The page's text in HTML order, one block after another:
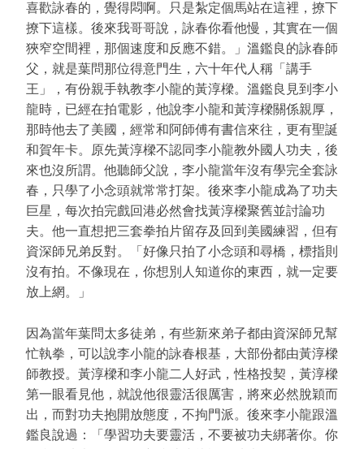
喜歡詠春的，覺得悶啊。只是紮定個馬站在這裡，撩下
撩下這樣。後來我哥哥說，詠春你看他慢，其實在一個
狹窄空間裡，那個速度和反應不錯。」溫鑑良的詠春師
父，就是葉問那位得意門生，六十年代人稱「講手
王」，有份親手執教李小龍的黃淳樑。溫鑑良見到李小
龍時，已經在拍電影，他說李小龍和黃淳樑關係親厚，
那時他去了美國，經常和阿師傅有書信來往，更有聖誕
和賀年卡。原先黃淳樑不認同李小龍教外國人功夫，後
來也沒所謂。他聽師父說，李小龍當年沒有學完全套詠
春，只學了小念頭就常常打架。後來李小龍成為了功夫
巨星，每次拍完戲回港必然會找黃淳樑聚舊並討論功
夫。他一直想把三套拳拍片留存及回到美國練習，但有
資深師兄弟反對。「好像只拍了小念頭和尋橋，標指則
沒有拍。不像現在，你想別人知道你的東西，就一定要
放上網。」
因為當年葉問太多徒弟，有些新來弟子都由資深師兄幫
忙執拳，可以說李小龍的詠春根基，大部份都由黃淳樑
師教授。黃淳樑和李小龍二人好武，性格投契，黃淳樑
第一眼看見他，就說他很靈活很厲害，將來必然脫穎而
出，而對功夫抱開放態度，不拘門派。後來李小龍跟溫
鑑良說過：「學習功夫要靈活，不要被功夫綁著你。你